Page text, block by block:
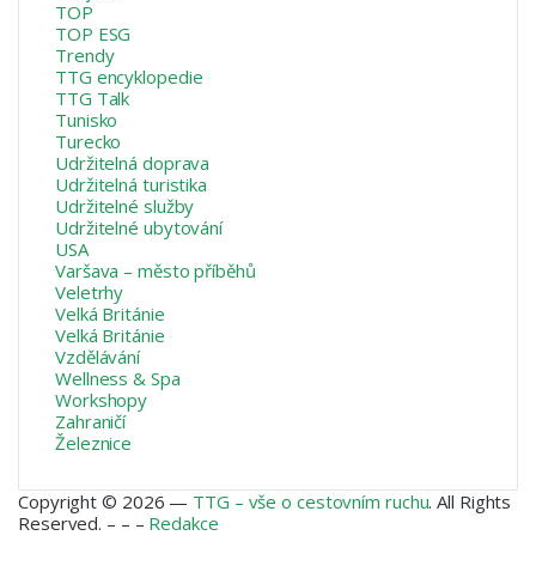
TOP
TOP ESG
Trendy
TTG encyklopedie
TTG Talk
Tunisko
Turecko
Udržitelná doprava
Udržitelná turistika
Udržitelné služby
Udržitelné ubytování
USA
Varšava – město příběhů
Veletrhy
Velká Británie
Velká Británie
Vzdělávání
Wellness & Spa
Workshopy
Zahraničí
Železnice
Copyright © 2026 — TTG – vše o cestovním ruchu. All Rights
Reserved. – – – Redakce